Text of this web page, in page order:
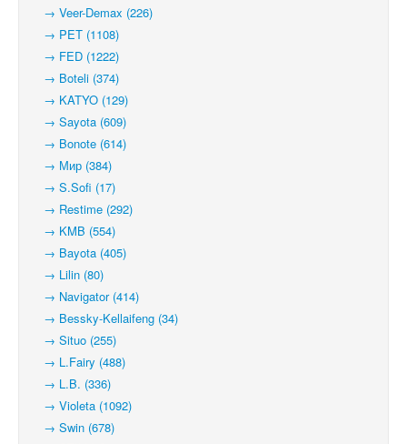
→ Veer-Demax (226)
→ PET (1108)
→ FED (1222)
→ Boteli (374)
→ KATYO (129)
→ Sayota (609)
→ Bonote (614)
→ Мир (384)
→ S.Sofi (17)
→ Restime (292)
→ KMB (554)
→ Bayota (405)
→ Lilin (80)
→ Navigator (414)
→ Bessky-Kellaifeng (34)
→ Situo (255)
→ L.Fairy (488)
→ L.B. (336)
→ Violeta (1092)
→ Swin (678)